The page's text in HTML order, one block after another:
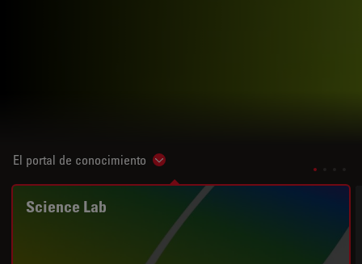
El portal de conocimiento Show subnavigation
Science Lab